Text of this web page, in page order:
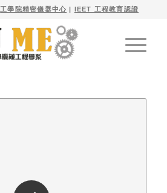
工學院精密儀器中心 | IEET 工程教育認證